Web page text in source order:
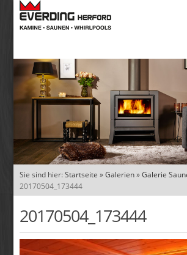
Sie sind hier:Startseite »Galerien»Galerie
20170504_173444
20170504_173444